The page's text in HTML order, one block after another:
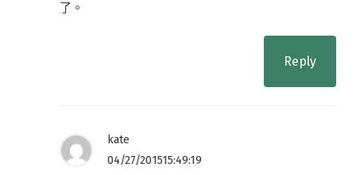
了。
Reply
kate
04/27/201515:49:19